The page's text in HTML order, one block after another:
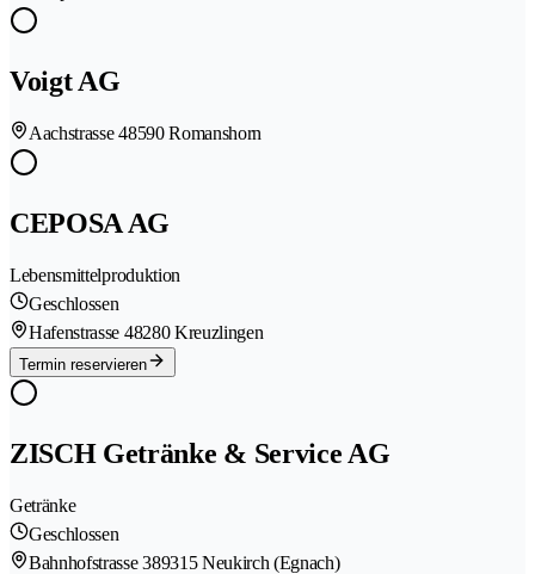
Voigt AG
Aachstrasse 48590 Romanshorn
CEPOSA AG
Lebensmittelproduktion
Geschlossen
Hafenstrasse 48280 Kreuzlingen
Termin reservieren
ZISCH Getränke & Service AG
Getränke
Geschlossen
Bahnhofstrasse 389315 Neukirch (Egnach)